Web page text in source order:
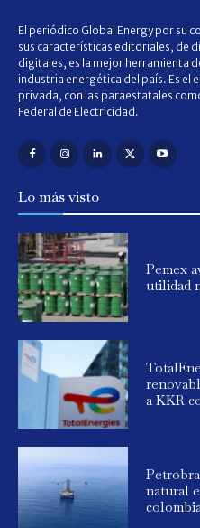
El periódico Global Energy por su
sus características editoriales, de
digitales, es la mejor herramienta
industria energética del país. Es el
privada, con las paraestatales
Federal de Electricidad.
Lo más visto
Pemex
utilidad
a KKR
natural